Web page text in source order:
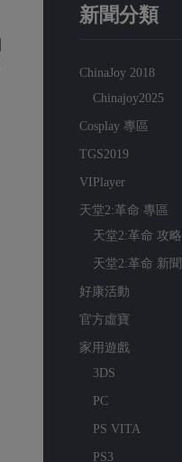
新聞分類
ChinaJoy 2018
Chinajoy2025
Cosplay 專區
TGS2019
VIPlayer
天堂2:革命 專區
天堂2:革命 攻略
天堂2:革命 新聞
好康活動
官方虛寶
家用遊戲
3DS
PC
PS VITA
PS3